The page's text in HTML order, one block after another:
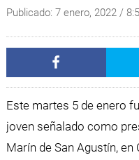
Publicado: 7 enero, 2022/
Este martes 5 de enero
joven señalado como
Marín de San Agustín, en